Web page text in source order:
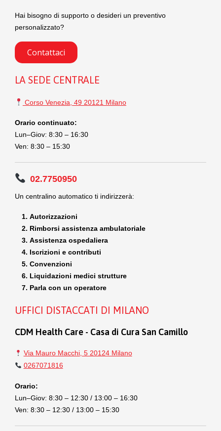
Hai bisogno di supporto o desideri un preventivo
personalizzato?
Contattaci
LA SEDE CENTRALE
Corso Venezia, 49 20121 Milano
Orario continuato:
Lun–Giov: 8:30 – 16:30
Ven: 8:30 – 15:30
02.7750950
Un centralino automatico ti indirizzerà:
Autorizzazioni
Rimborsi assistenza ambulatoriale
Assistenza ospedaliera
Iscrizioni e contributi
Convenzioni
Liquidazioni medici strutture
Parla con un operatore
UFFICI DISTACCATI DI MILANO
CDM Health Care - Casa di Cura San Camillo
Via Mauro Macchi, 5 20124 Milano
0267071816
Orario:
Lun–Giov: 8:30 – 12:30 / 13:00 – 16:30
Ven: 8:30 – 12:30 / 13:00 – 15:30